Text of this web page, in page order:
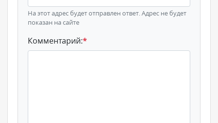
На этот адрес будет отправлен ответ. Адрес не будет
показан на сайте
Комментарий:*